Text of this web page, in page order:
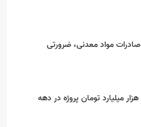
مواد معدنی، ضرورتی
استاندار بوشهر: ۲۶۰ هزار میلیارد تومان پروژه در دهه